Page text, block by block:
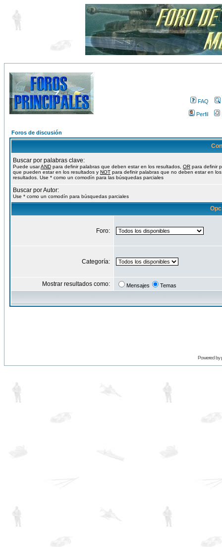
FAQ
Perfil
Foros de discusión
Buscar por palabras clave:
Puede usarAND para definir palabras que deben estar en los resultados, OR para definir
que pueden estar en los resultados y NOT para definir palabras que no deben estar en los
resultados. Use * como un comodín para las búsquedas parciales
Buscar por Autor:
Use * como un comodín para búsquedas parciales
Foro:
Categoría:
Mostrar resultados como: Mensajes Temas
Powered by